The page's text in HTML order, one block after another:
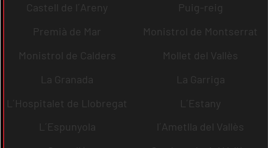
Castell de l´Areny
Puig-reig
Premià de Mar
Monistrol de Montserrat
Monistrol de Calders
Mollet del Vallès
La Granada
La Garriga
L´Hospitalet de Llobregat
L´Estany
L´Espunyola
l´Ametlla del Vallès